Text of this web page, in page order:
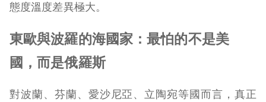
態度溫度差異極大。
東歐與波羅的海國家：最怕的不是美
國，而是俄羅斯
對波蘭、芬蘭、愛沙尼亞、立陶宛等國而言，真正